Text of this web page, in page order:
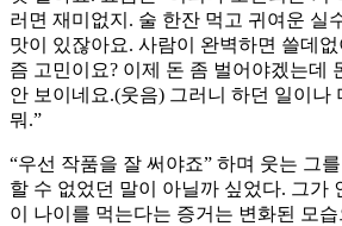
러면 재미없지. 술 한잔 먹고 귀여운 실
맛이 있잖아요. 사람이 완벽하면 쓸데
즘 고민이요? 이제 돈 좀 벌어야겠는데
안 보이네요.(웃음) 그러니 하던 일이나
뭐.”
“우선 작품을 잘 써야죠” 하며 웃는 그
할 수 없었던 말이 아닐까 싶었다. 그가
이 나이를 먹는다는 증거는 변화된 모